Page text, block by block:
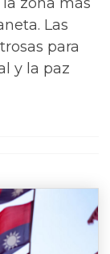
Las
para
y la paz